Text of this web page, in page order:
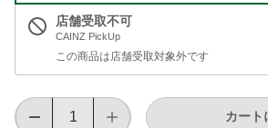
店舗受取不可
CAINZ PickUp
この商品は店舗受取対象外です
カート